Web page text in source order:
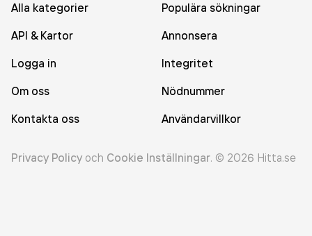
Alla kategorier
Populära sökningar
API & Kartor
Annonsera
Logga in
Integritet
Om oss
Nödnummer
Kontakta oss
Användarvillkor
Privacy Policy och Cookie Inställningar. © 2026 Hitta.se